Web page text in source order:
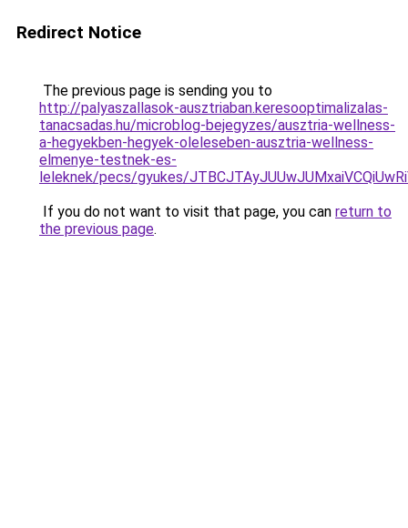
Redirect Notice
The previous page is sending you to
http://palyaszallasok-ausztriaban.keresooptimalizalas-
tanacsadas.hu/microblog-bejegyzes/ausztria-wellness-
a-hegyekben-hegyek-oleleseben-ausztria-wellness-
elmenye-testnek-es-
leleknek/pecs/gyukes/
If you do not want to visit that page, you can return to
the previous page.